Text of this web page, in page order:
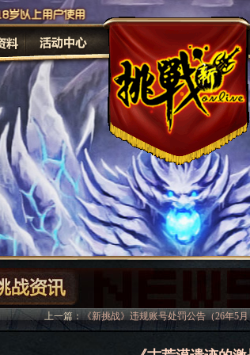
上一篇： 《新挑战》违规账号处罚公告（26年5月